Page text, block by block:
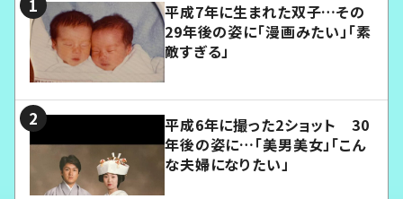
平成7年に生まれた双子…その
29年後の姿に「漫画みたい」「素
敵すぎる」
平成6年に撮った2ショット 30
年後の姿に…「美男美女」「こん
な夫婦になりたい」